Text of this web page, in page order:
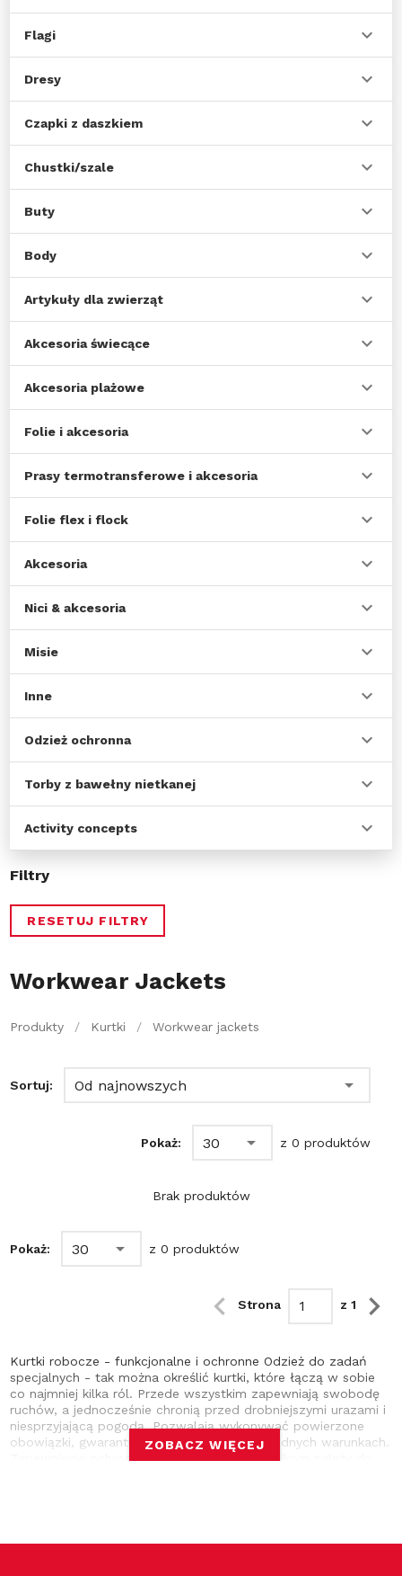
Flagi
Dresy
Czapki z daszkiem
Chustki/szale
Buty
Body
Artykuły dla zwierząt
Akcesoria świecące
Akcesoria plażowe
Folie i akcesoria
Prasy termotransferowe i akcesoria
Folie flex i flock
Akcesoria
Nici & akcesoria
Misie
Inne
Odzież ochronna
Torby z bawełny nietkanej
Activity concepts
Filtry
RESETUJ FILTRY
Workwear Jackets
Produkty / Kurtki / Workwear jackets
Sortuj: Od najnowszych
Pokaż: 30 z 0 produktów
Brak produktów
Pokaż: 30 z 0 produktów
Strona z 1
Kurtki robocze - funkcjonalne i ochronne Odzież do zadań
specjalnych - tak można określić kurtki, które łączą w sobie
co najmniej kilka ról. Przede wszystkim zapewniają swobodę
ruchów, a jednocześnie chronią przed drobniejszymi urazami i
niesprzyjającą pogodą. Pozwalają wykonywać powierzone
obowiązki, gwarantując komfort pracy w trudnych warunkach.
Zapewnienie ochrony indywidualnej pracownikom należy do
ZOBACZ WIĘCEJ